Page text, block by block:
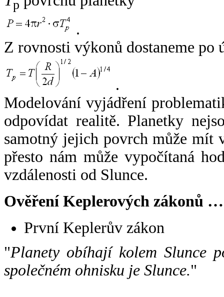
p
.
Z rovnosti výkonů dostaneme po
.
Modelování vyjádření
odpovídat realitě. Planetky
samotný jejich povrch může mít
přesto nám může vypočítaná
vzdálenosti od Slunce.
Ověření Keplerových zákonů …
První Keplerův zákon
"Planety obíhají kolem Slunce
společném ohnisku je Slunce."